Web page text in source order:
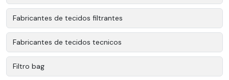
Fabricantes de tecidos filtrantes
Fabricantes de tecidos tecnicos
Filtro bag